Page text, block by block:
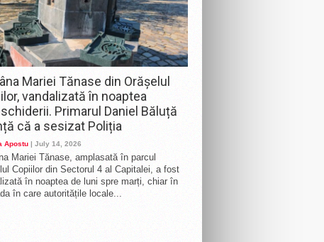
Mariei Tănase din Orășelul
vandalizată în noaptea
Primarul Daniel Băluță
că a sesizat Poliția
Apostu | July 14, 2026
Mariei Tănase, amplasată în parcul
Copiilor din Sectorul 4 al Capitalei, a fost
în noaptea de luni spre marți, chiar în
în care autoritățile locale...